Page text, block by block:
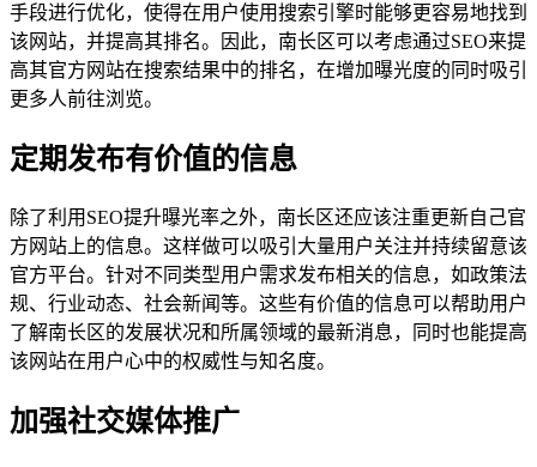
手段进行优化，使得在用户使用搜索引擎时能够更容易地找到
该网站，并提高其排名。因此，南长区可以考虑通过SEO来提
高其官方网站在搜索结果中的排名，在增加曝光度的同时吸引
更多人前往浏览。
定期发布有价值的信息
除了利用SEO提升曝光率之外，南长区还应该注重更新自己官
方网站上的信息。这样做可以吸引大量用户关注并持续留意该
官方平台。针对不同类型用户需求发布相关的信息，如政策法
规、行业动态、社会新闻等。这些有价值的信息可以帮助用户
了解南长区的发展状况和所属领域的最新消息，同时也能提高
该网站在用户心中的权威性与知名度。
加强社交媒体推广